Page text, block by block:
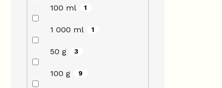
100 ml 1
1 000 ml 1
50 g 3
100 g 9